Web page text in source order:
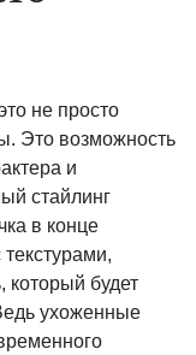
не просто
Это возможность
и
стайлинг
в конце
который будет
ухоженные